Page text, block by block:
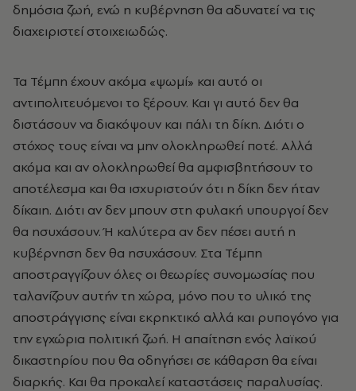
δημόσια ζωή, ενώ η κυβέρνηση θα αδυνατεί να τις
διαχειριστεί στοιχειωδώς.
Τα Τέμπη έχουν ακόμα «ψωμί» και αυτό οι
αντιπολιτευόμενοι το ξέρουν. Και γι αυτό δεν θα
διστάσουν να διακόψουν και πάλι τη δίκη. Διότι ο
στόχος τους είναι να μην ολοκληρωθεί ποτέ. Αλλά
ακόμα και αν ολοκληρωθεί θα αμφισβητήσουν το
αποτέλεσμα και θα ισχυριστούν ότι η δίκη δεν ήταν
δίκαιη. Διότι αν δεν μπουν στη φυλακή υπουργοί δεν
θα ησυχάσουν. Ή καλύτερα αν δεν πέσει αυτή η
κυβέρνηση δεν θα ησυχάσουν. Στα Τέμπη
αποστραγγίζουν όλες οι θεωρίες συνομωσίας που
ταλανίζουν αυτήν τη χώρα, μόνο που το υλικό της
αποστράγγισης είναι εκρηκτικό αλλά και ρυπογόνο για
την εγχώρια πολιτική ζωή. Η απαίτηση ενός λαϊκού
δικαστηρίου που θα οδηγήσει σε κάθαρση θα είναι
διαρκής. Και θα προκαλεί καταστάσεις παραλυσίας.